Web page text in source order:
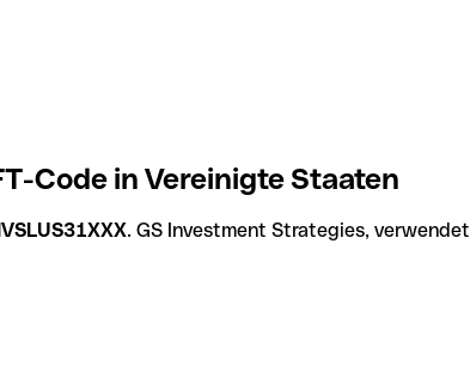
Code in Vereinigte Staaten
. GS Investment Strategies,